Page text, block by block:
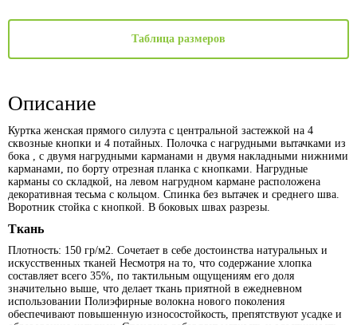
Таблица размеров
Описание
Куртка женская прямого силуэта с центральной застежкой на 4
сквозные кнопки и 4 потайных. Полочка с нагрудными вытачками из
бока , с двумя нагрудными карманами н двумя накладными нижними
карманами, по борту отрезная планка с кнопками. Нагрудные
карманы со складкой, на левом нагрудном кармане расположена
декоративная тесьма с кольцом. Спинка без вытачек и среднего шва.
Воротник стойка с кнопкой. В боковых швах разрезы.
Ткань
Плотность: 150 гр/м2. Сочетает в себе достоинства натуральных и
искусственных тканей Несмотря на то, что содержание хлопка
составляет всего 35%, по тактильным ощущениям его доля
значительно выше, что делает ткань приятной в ежедневном
использовании Полиэфирные волокна нового поколения
обеспечивают повышенную износостойкость, препятствуют усадке и